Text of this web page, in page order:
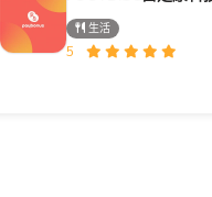
生活
5